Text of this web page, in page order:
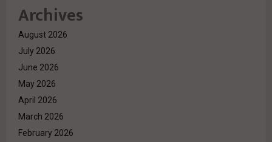
Archives
August 2026
July 2026
June 2026
May 2026
April 2026
March 2026
February 2026